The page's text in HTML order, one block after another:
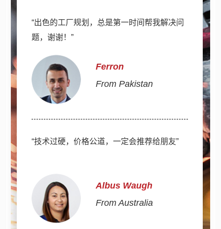
“出色的工厂规划，总是第一时间帮我解决问
题，谢谢！”
Ferron
From Pakistan
“技术过硬，价格公道，一定会推荐给朋友”
Albus Waugh
From Australia